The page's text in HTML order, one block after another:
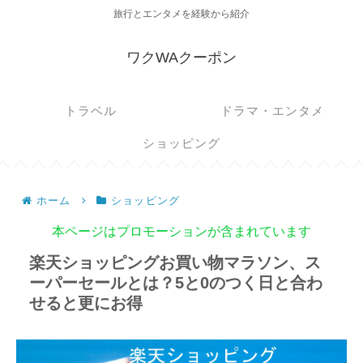
旅行とエンタメを経験から紹介
ワクWAクーポン
トラベル ドラマ・エンタメ
ショッピング
ホーム ショッピング
本ページはプロモーションが含まれています
楽天ショッピングお買い物マラソン、ス
ーパーセールとは？5と0のつく日と合わ
せると更にお得